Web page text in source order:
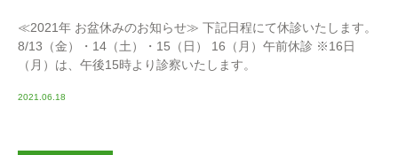
≪2021年 お盆休みのお知らせ≫ 下記日程にて休診いたします。
8/13（金）・14（土）・15（日） 16（月）午前休診 ※16日
（月）は、午後15時より診察いたします。
2021.06.18